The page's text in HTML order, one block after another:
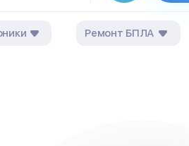
Ремонт БПЛА